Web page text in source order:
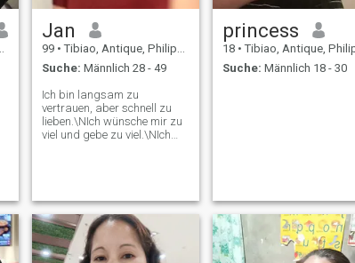
Jan
99 • Tibiao, Antique, Philippinen
Suche: Männlich 28 - 49
Ich bin langsam zu
vertrauen, aber schnell zu
lieben.\NIch wünsche mir zu
viel und gebe zu viel.\NIch
princess
18 • Tibiao, Antique,
Suche: Männlich 18 - 30